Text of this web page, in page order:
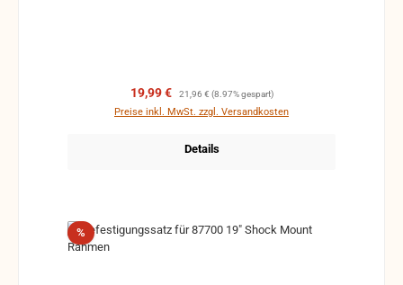
Verkaufspreis:
19,99 € Regulärer Preis:
21,96 € (8.97% gespart)
Preise inkl. MwSt. zzgl. Versandkosten
Details
%Rabatt